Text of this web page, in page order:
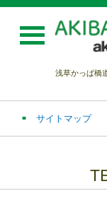
浅草かっぱ橋
サイトマップ